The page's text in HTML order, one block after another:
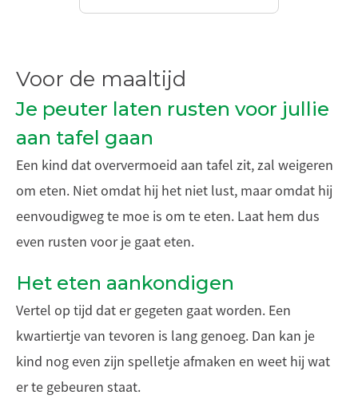
Voor de maaltijd
Je peuter laten rusten voor jullie
aan tafel gaan
Een kind dat oververmoeid aan tafel zit, zal weigeren
om eten. Niet omdat hij het niet lust, maar omdat hij
eenvoudigweg te moe is om te eten. Laat hem dus
even rusten voor je gaat eten.
Het eten aankondigen
Vertel op tijd dat er gegeten gaat worden. Een
kwartiertje van tevoren is lang genoeg. Dan kan je
kind nog even zijn spelletje afmaken en weet hij wat
er te gebeuren staat.